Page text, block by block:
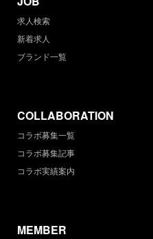
求人検索
新着求人
ブランド一覧
COLLABORATION
コラボ募集一覧
コラボ募集記事
コラボ実績案内
MEMBER